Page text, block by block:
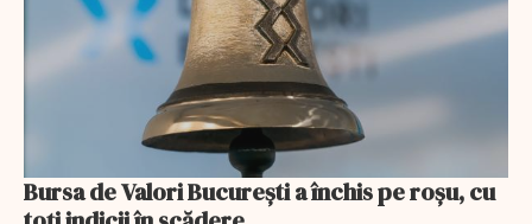
Bursa de Valori București a închis pe roșu, cu